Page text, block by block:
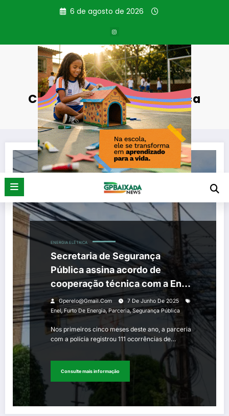
6 de agosto de 2026
Categoria: Energia Elétrica
Página inicial Energia Elétrica
ENERGIA ELÉTRICA
Secretaria de Segurança
Pública assina acordo de
cooperação técnica com a Enel
no combate ao furtos de
emergia elétrica em 66
municípios
Gperelo@gmail.com
7 De Junho De 2025
Enel, Furto De Energia,Parceria,Segurança Pública
Nos primeiros cinco meses deste ano, a parceria
com a polícia registrou 111 ocorrências de…
Consulte mais informação